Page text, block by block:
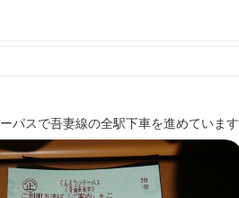
パスで吾妻線の全駅下車を進めています